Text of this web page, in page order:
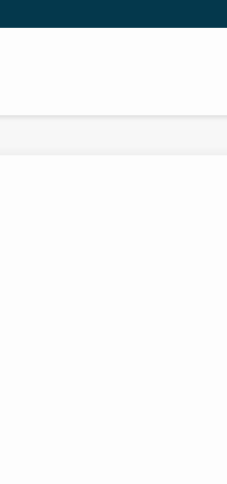
が簡単に痩せることが出来る